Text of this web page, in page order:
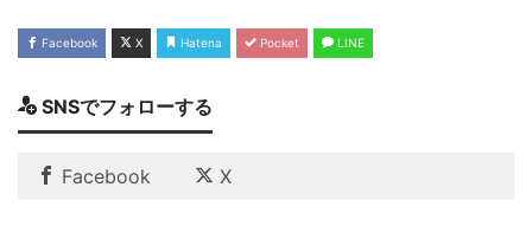
Facebook X Hatena Pocket LINE
SNSでフォローする
Facebook X